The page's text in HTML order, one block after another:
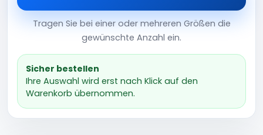
Tragen Sie bei einer oder mehreren Größen die
gewünschte Anzahl ein.
Sicher bestellen
Ihre Auswahl wird erst nach Klick auf den
Warenkorb übernommen.